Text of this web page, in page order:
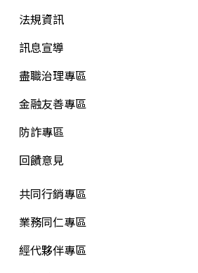
法規資訊
訊息宣導
盡職治理專區
金融友善專區
防詐專區
回饋意見
共同行銷專區
業務同仁專區
經代夥伴專區